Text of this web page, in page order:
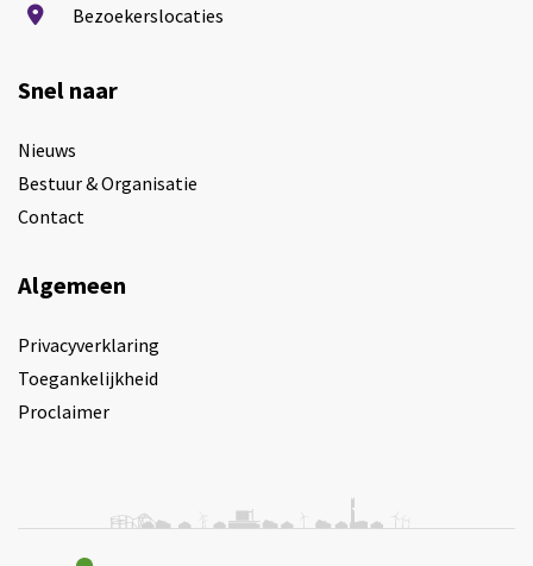
Bezoekerslocaties
Snel naar
Nieuws
Bestuur & Organisatie
Contact
Algemeen
Privacyverklaring
Toegankelijkheid
Proclaimer